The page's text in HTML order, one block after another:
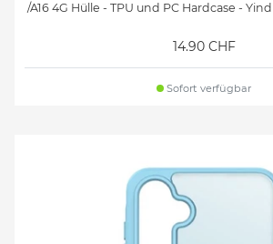
/A16 4G Hülle - TPU und PC Hardcase -
14.90 CHF
Sofort verfügbar